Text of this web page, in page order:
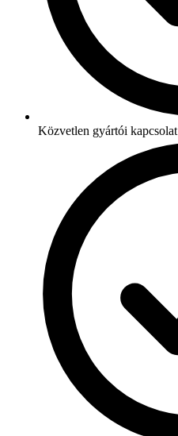
Közvetlen gyártói kapcsolat